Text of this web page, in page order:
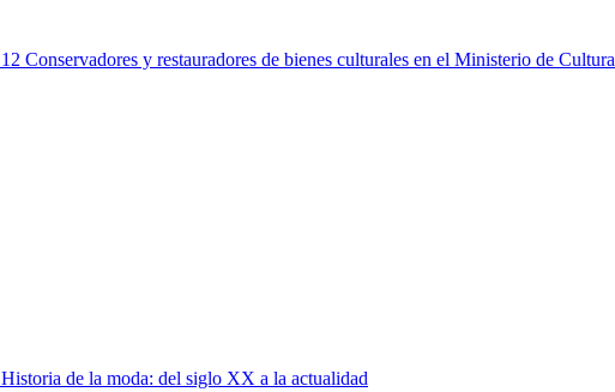
12 Conservadores y restauradores de bienes culturales en el Ministerio de Cultura
Historia de la moda: del siglo XX a la actualidad